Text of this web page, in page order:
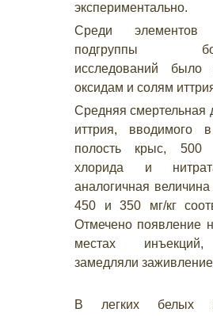
экспериментально.
Среди элементов
подгруппы
исследований было
оксидам и солям
Средняя смертельная
иттрия, вводимого
полость крыс, 500
хлорида и
аналогичная величина
450 и 350 мг/кг
Отмечено появление
местах
замедляли
В легких белых